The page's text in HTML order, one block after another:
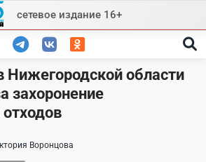
сетевое издание 16+
Нижегородской области
захоронение
Воронцова